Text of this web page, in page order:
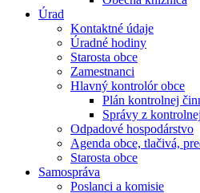
Úrad
Kontaktné údaje
Úradné hodiny
Starosta obce
Zamestnanci
Hlavný kontrolór obce
Plán kontrolnej
Správy z
Odpadové hospodárstvo
Agenda obce, tlačivá,
Starosta obce
Samospráva
Poslanci a komisie